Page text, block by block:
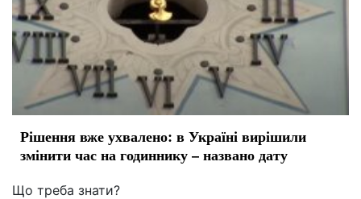
Рішення вже ухвалено: в Україні вирішили
змінити час на годиннику – названо дату
Що треба знати?